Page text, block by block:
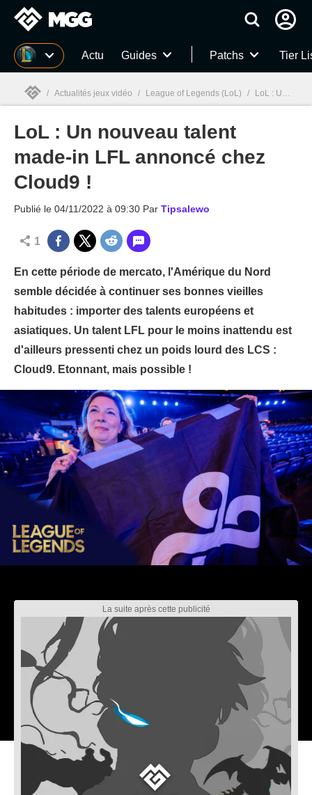
MGG Actu Guides Patchs Tier
MGG
/ Actualités jeux vidéo / League of Legends (LoL) / LoL : Un nouveau talent made-in LFL annoncé chez Cloud9 !
LoL : Un nouveau talent
made-in LFL annoncé chez
Cloud9 !
Publié le 04/11/2022 à 09:30 Par Tipsalewo
1
En cette période de mercato, l'Amérique du Nord
semble décidée à continuer ses bonnes vieilles
habitudes : importer des talents européens et
asiatiques. Un talent LFL pour le moins inattendu est
d'ailleurs pressenti chez un poids lourd des LCS :
Cloud9. Etonnant, mais possible !